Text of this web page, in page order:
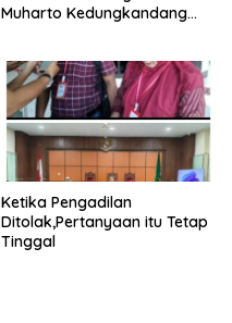
Muharto Kedungkandang
Ketika Pengadilan
Ditolak,Pertanyaan itu Tetap
Tinggal